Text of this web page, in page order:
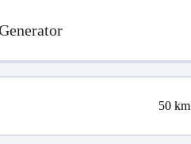
50km